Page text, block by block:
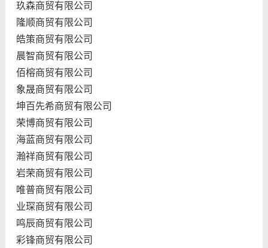
玖森商贸有限公司
隆顺商贸有限公司
皓策商贸有限公司
晨智商贸有限公司
佰榕商贸有限公司
象晟商贸有限公司
坤百先希商贸有限公司
荣博商贸有限公司
海蓝商贸有限公司
瀚祥商贸有限公司
岩荣商贸有限公司
唯普商贸有限公司
业琛商贸有限公司
鸣辰商贸有限公司
彩锋商贸有限公司